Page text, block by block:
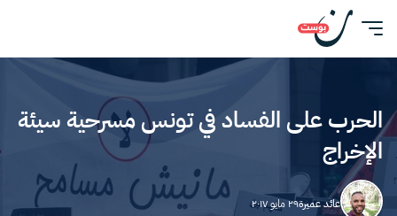
الحرب على الفساد في تونس مسرحية سيئة
الإخراج
عائد عميرة٢٩ مايو ٢٠١٧